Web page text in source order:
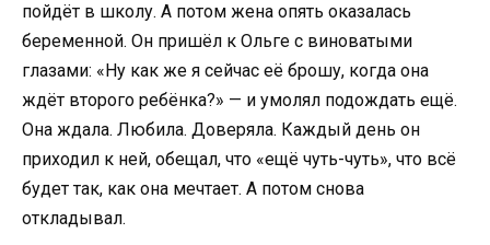
пойдёт в школу. А потом жена опять оказалась
беременной. Он пришёл к Ольге с виноватыми
глазами: «Ну как же я сейчас её брошу, когда она
ждёт второго ребёнка?» — и умолял подождать ещё.
Она ждала. Любила. Доверяла. Каждый день он
приходил к ней, обещал, что «ещё чуть-чуть», что всё
будет так, как она мечтает. А потом снова
откладывал.